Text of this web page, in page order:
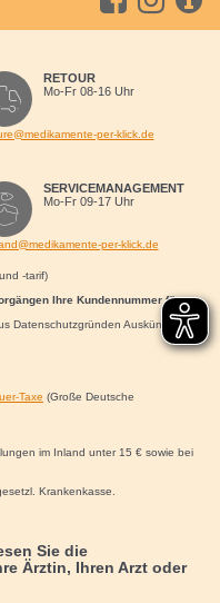
RETOUR
Mo-Fr 08-16 Uhr
per-klick.de
SERVICEMANAGEMENT
Mo-Fr 09-17 Uhr
per-klick.de
-tarif)
Ihre Kundennummer für uns
Datenschutzgründen Auskünfte nur
Taxe (Große Deutsche
im Inland unter 15 €sowie bei
Krankenkasse.
Sie die
Ärztin, Ihren Arzt oder